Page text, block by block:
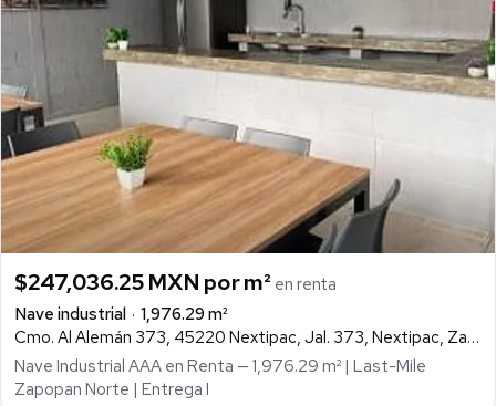
$247,036.25 MXN por m² en renta
Nave industrial
1,976.29 m²
Cmo. Al Alemán 373, 45220 Nextipac, Jal. 373, Nextipac, Zapopan
Nave Industrial AAA en Renta — 1,976.29 m² | Last-Mile
Zapopan Norte | Entrega I